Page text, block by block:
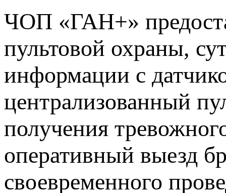
ЧОП «ГАН+»
пультовой охраны,
информации с
централизованный
получения
оперативный выезд
своевременного